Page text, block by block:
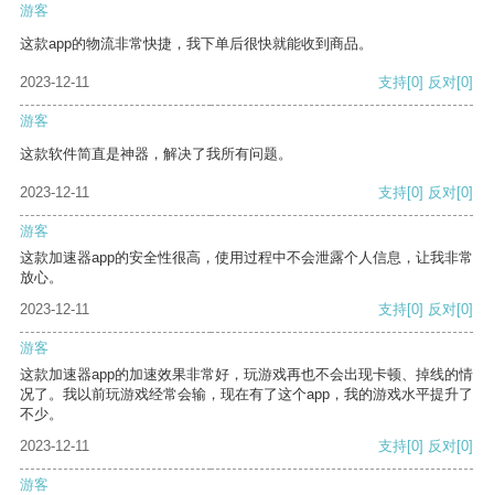
游客
这款app的物流非常快捷，我下单后很快就能收到商品。
2023-12-11 支持[0] 反对[0]
游客
这款软件简直是神器，解决了我所有问题。
2023-12-11 支持[0] 反对[0]
游客
这款加速器app的安全性很高，使用过程中不会泄露个人信息，让我非常
放心。
2023-12-11
支持[0] 反对[0]
游客
这款加速器app的加速效果非常好，玩游戏再也不会出现卡顿、掉线的情
况了。我以前玩游戏经常会输，现在有了这个app，我的游戏水平提升了
不少。
2023-12-11
支持[0] 反对[0]
游客